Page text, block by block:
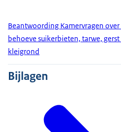
Beantwoording Kamervragen
behoeve suikerbieten, tarwe,
kleigrond
Bijlagen